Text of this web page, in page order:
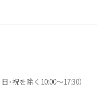
･祝を除く10:00～17:30）